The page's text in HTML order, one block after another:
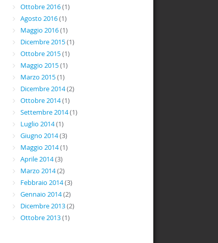
Ottobre 2016(1)
Agosto 2016(1)
Maggio 2016(1)
Dicembre 2015(1)
Ottobre 2015(1)
Maggio 2015(1)
Marzo 2015(1)
Dicembre 2014(2)
Ottobre 2014(1)
Settembre 2014(1)
Luglio 2014(1)
Giugno 2014(3)
Maggio 2014(1)
Aprile 2014(3)
Marzo 2014(2)
Febbraio 2014(3)
Gennaio 2014(2)
Dicembre 2013(2)
Ottobre 2013(1)